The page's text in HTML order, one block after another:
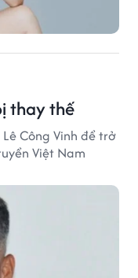
thay thế
Công Vinh để trở
Việt Nam